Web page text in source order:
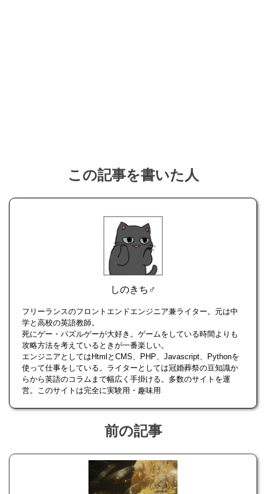
この記事を書いた人
しのきち♂
フリーランスのフロントエンドエンジニア兼ライター。元は中
学と高校の英語教師。
死にゲー・パズルゲーが大好き。ゲームをしている時間よりも
攻略方法を考えているときが一番楽しい。
エンジニアとしてはHtmlとCMS、PHP、Javascript、Pythonを
使って仕事をしている。ライターとしては冠婚葬祭の豆知識か
らから英語のコラムまで幅広く手掛ける。多数のサイトを運
営。このサイトは完全に実験用・趣味用
前の記事